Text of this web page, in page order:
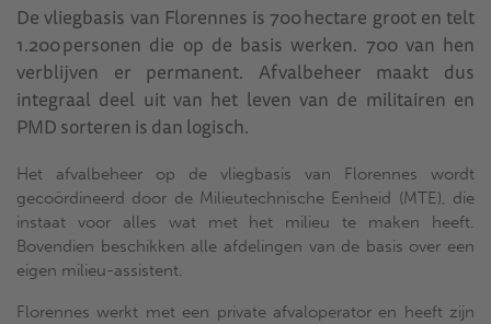
De vliegbasis van Florennes is 700 hectare groot en telt
1.200 personen die op de basis werken. 700 van hen
verblijven er permanent. Afvalbeheer maakt dus
integraal deel uit van het leven van de militairen en
PMD sorteren is dan logisch.
Het afvalbeheer op de vliegbasis van Florennes wordt
gecoördineerd door de Milieutechnische Eenheid (MTE), die
instaat voor alles wat met het milieu te maken heeft.
Bovendien beschikken alle afdelingen van de basis over een
eigen milieu-assistent.
Florennes werkt met een private afvaloperator en heeft zijn